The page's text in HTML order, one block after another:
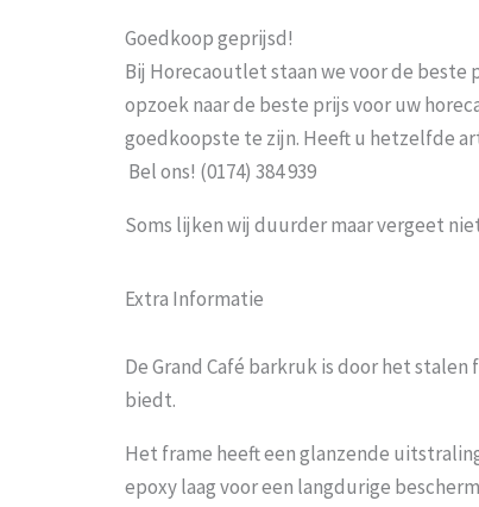
Goedkoop geprijsd!
Bij Horecaoutlet staan we voor de
opzoek naar de beste prijs voor uw
goedkoopste te zijn. Heeft u hetzelfde
Bel ons! (0174) 384 939
Soms lijken wij duurder maar vergeet
Extra Informatie
De Grand Café barkruk is door het
biedt.
Het frame heeft een glanzende
epoxy laag voor een langdurige